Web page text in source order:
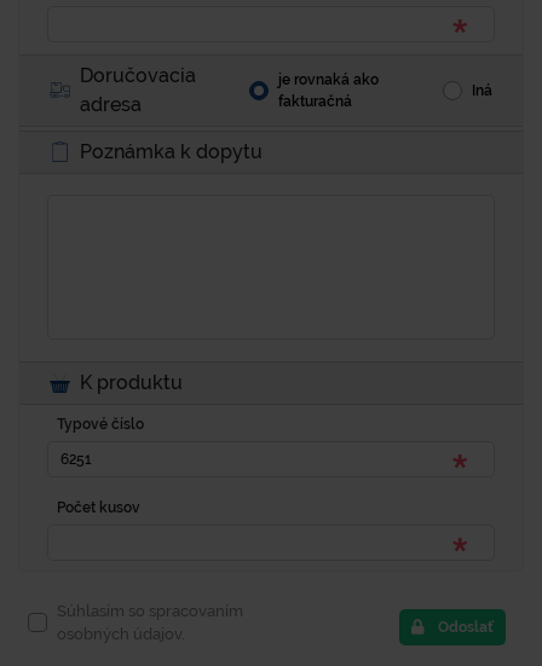
Doručovacia
adresa
je rovnaká ako
fakturačná
Iná
Poznámka k dopytu
K produktu
Typové číslo
Počet kusov
Súhlasím so spracovaním
osobných údajov.
Odoslať